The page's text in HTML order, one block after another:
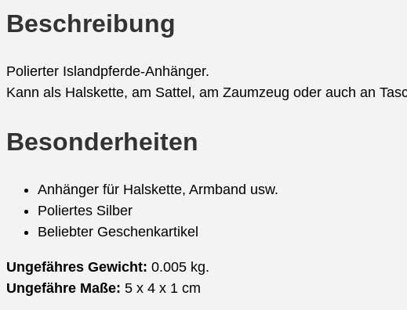
Beschreibung
Polierter Islandpferde-Anhänger.
Kann als Halskette, am Sattel, am Zaumzeug oder auch an
Besonderheiten
Anhänger für Halskette, Armband usw.
Poliertes Silber
Beliebter Geschenkartikel
Ungefähres Gewicht: 0.005 kg.
Ungefähre Maße: 5 x 4 x 1 cm